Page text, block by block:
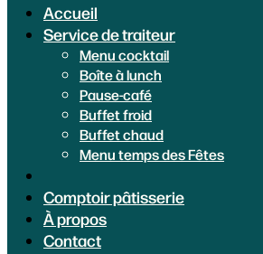
Accueil
Service de traiteur
Menu cocktail
Boîte à lunch
Pause-café
Buffet froid
Buffet chaud
Menu temps des Fêtes
Comptoir pâtisserie
À propos
Contact